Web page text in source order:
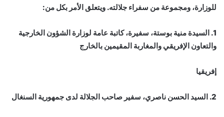
للوزارة، ومجموعة من سفراء جلالته. ويتعلق الأمر بكل من:
1. السيدة منية بوستة، سفيرة، كاتبة عامة لوزارة الشؤون الخارجية
والتعاون الإفريقي والمغاربة المقيمين بالخارج
إفريقيا
2. السيد الحسن ناصري، سفير صاحب الجلالة لدى جمهورية السنغال